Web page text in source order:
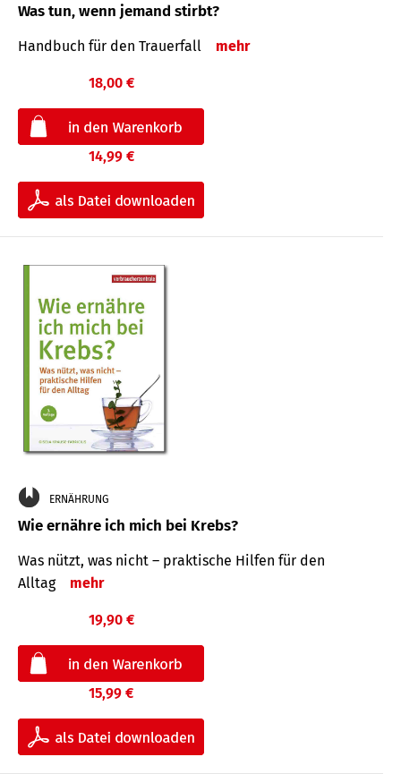
Was tun, wenn jemand stirbt?
Handbuch für den Trauerfall mehr
18,00 €
14,99 €
ERNÄHRUNG
Wie ernähre ich mich bei Krebs?
Was nützt, was nicht – praktische Hilfen für den
Alltag
mehr
19,90 €
15,99 €